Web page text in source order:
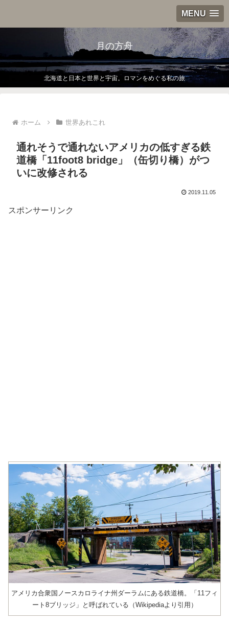
MENU
月の方舟
北海道と日本と世界と宇宙。ロマンをめぐる私の旅
ホーム 世界あれこれ
通れそうで通れないアメリカの低すぎる鉄
道橋「11foot8 bridge」（缶切り橋）がつ
いに改修される
2019.11.05
スポンサーリンク
アメリカ合衆国ノースカロライナ州ダーラムにある鉄道橋。「11フィ
ート8ブリッジ」と呼ばれている（Wikipediaより引用）